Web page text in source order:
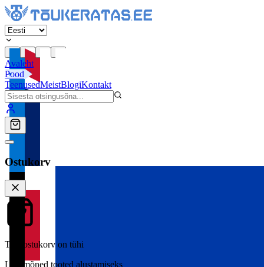
Avaleht
Pood
TeenusedMeistBlogiKontakt
Ostukorv
Teie ostukorv on tühi
Lisa mõned tooted alustamiseks